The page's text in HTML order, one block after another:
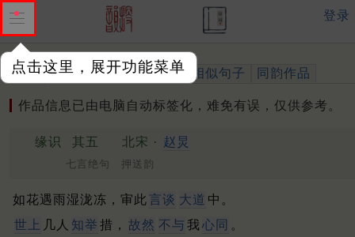
点击这里，展开功能菜单
登录
作品 标注四声 出处、引用 相似句子 同韵作品
作品信息已由电脑自动标签化，难免有误，仅供参考。
缘识 其五 北宋 · 赵炅
七言绝句 押送韵
如花遇雨湿泷冻，审此 言谈 大道 中。
世上 几人 知举 措， 故然 不与 我 心同 。